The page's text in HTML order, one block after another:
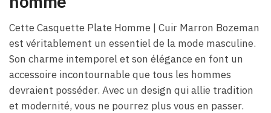
Cette Casquette Plate Homme | Cuir Marron Bozeman
est véritablement un essentiel de la mode masculine.
Son charme intemporel et son élégance en font un
accessoire incontournable que tous les hommes
devraient posséder. Avec un design qui allie tradition
et modernité, vous ne pourrez plus vous en passer.